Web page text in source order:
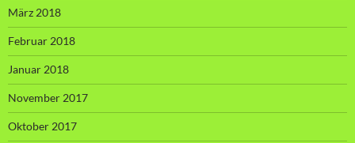
März 2018
Februar 2018
Januar 2018
November 2017
Oktober 2017